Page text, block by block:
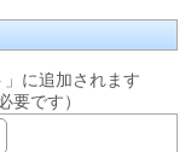
に追加されます
要です）